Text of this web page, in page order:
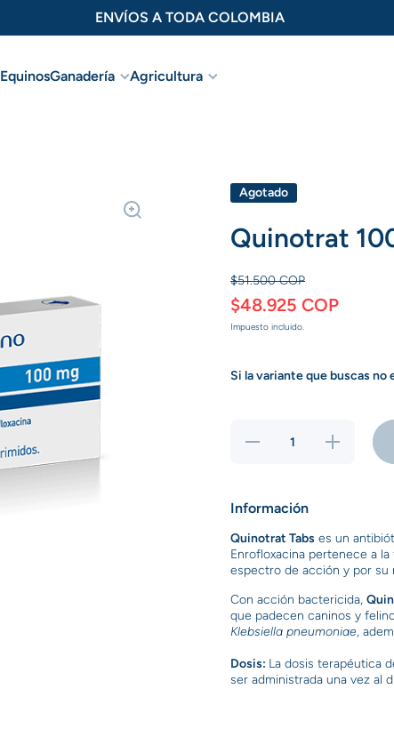
ENVÍOS A TODA COLOMBIA
EquinosGanadería
Agricultura
Agotado
Quinotrat
$51.500 COP
$48.925 COP
Impuesto incluido.
Si la variante que buscas no
Reducir
x 10
tabletas
Aumentar
cantidad
Información
Quinotrat Tabs es un
Enrofloxacina pertenece a
espectro de acción y por su
Con acción bactericida,
que padecen caninos y
Klebsiella pneumoniae,
Dosis: La dosis terapéutica
ser administrada una vez al